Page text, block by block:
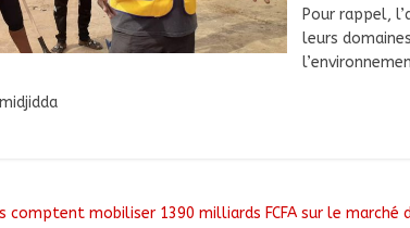
Pour rappel,
leurs
comptent mobiliser 1390 milliards FCFA sur le